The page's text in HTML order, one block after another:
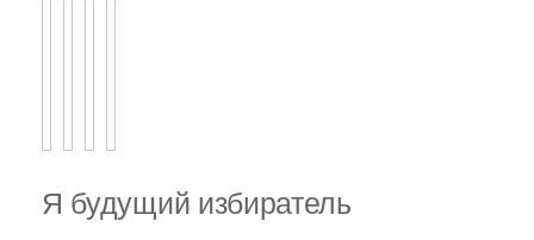
Я будущий избиратель